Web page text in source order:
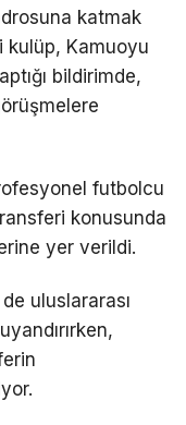
katmak
kulüp, Kamuoyu
bildirimde,
futbolcu
konusunda
yer verildi.
uluslararası